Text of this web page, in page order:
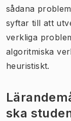
sådana
syftar till att
verkliga
algoritmiska
heuristiskt.
ska